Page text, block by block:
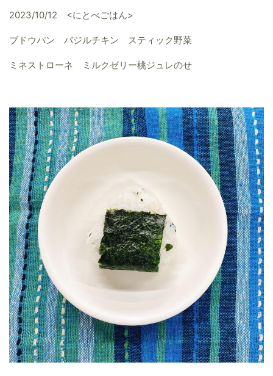
2023/10/12 <にとべごはん>
ブドウパン バジルチキン スティック野菜
ミネストローネ ミルクゼリー桃ジュレのせ